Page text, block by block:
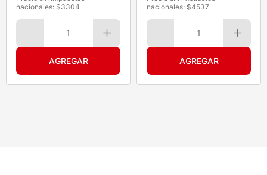
nacionales: $3304
1
nacionales: $4537
1